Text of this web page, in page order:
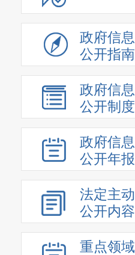
政府信息
公开指南
政府信息
公开制度
政府信息
公开年报
法定主动
公开内容
重点领域